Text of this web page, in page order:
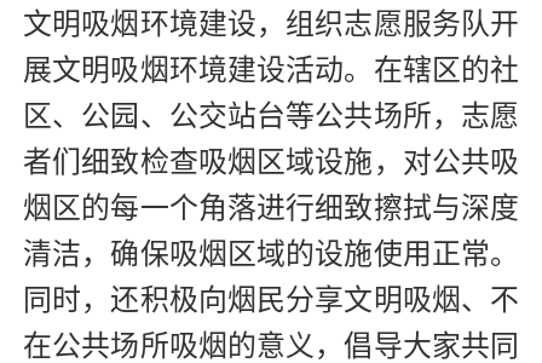
文明吸烟环境建设，组织志愿服务队开
展文明吸烟环境建设活动。在辖区的社
区、公园、公交站台等公共场所，志愿
者们细致检查吸烟区域设施，对公共吸
烟区的每一个角落进行细致擦拭与深度
清洁，确保吸烟区域的设施使用正常。
同时，还积极向烟民分享文明吸烟、不
在公共场所吸烟的意义，倡导大家共同